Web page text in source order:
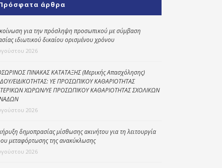
Kοινωνικό
φαρμακείο
Πρόγραμμα
“Βοήθεια στο σπίτι”
Κέντρο Ημερήσιας
Φροντίδας
άρθρα
για την πρόσληψη προσωπικού με σύμβαση
ιδιωτικού δικαίου ορισμένου χρόνου
2026
ΠΙΝΑΚΑΣ ΚΑΤΑΤΑΞΗΣ (Μερικής Απασχόλησης)
ΕΙΔΙΚΟΤΗΤΑΣ: ΥΕ ΠΡΟΣΩΠΙΚΟΥ ΚΑΘΑΡΙΟΤΗΤΑΣ
ΧΩΡΩΝ/ΥΕ ΠΡΟΣΩΠΙΚΟΥ ΚΑΘΑΡΙΟΤΗΤΑΣ ΣΧΟΛΙΚΩΝ
2026
δημοπρασίας μίσθωσης ακινήτου για τη λειτουργία
μεταφόρτωσης της ανακύκλωσης
2026